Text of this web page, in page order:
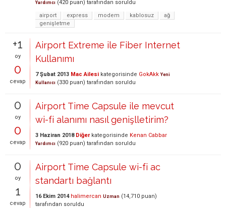
Yardımcı (420 puan) tarafından soruldu
airport
express modem kablosuz
ağ
genişletme
+1
oy
0
cevap
Airport Extreme ile Fiber Internet
Kullanımı
7 Şubat 2013 Mac Ailesi kategorisinde GokAkk Yeni
Kullanıcı (330 puan) tarafından soruldu
0
oy
0
cevap
Airport Time Capsule ile mevcut
wi-fi alanımı nasıl genişlletirim?
3 Haziran 2018 Diğerkategorisinde Kenan Cabbar
Yardımcı (920 puan) tarafından soruldu
0
oy
1
cevap
Airport Time Capsule wi-fi ac
standartı bağlantı
16 Ekim 2014 halimercan Uzman (14,710 puan)
tarafından soruldu